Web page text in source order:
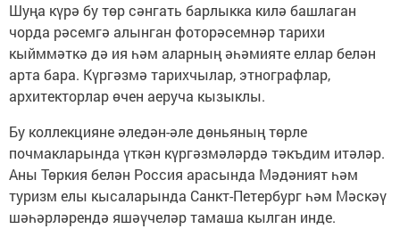
Шуңа күрә бу төр сәнгать барлыкка килә башлаган
чорда рәсемгә алынган фоторәсемнәр тарихи
кыйммәткә дә ия һәм аларның әһәмияте еллар белән
арта бара. Күргәзмә тарихчылар, этнографлар,
архитекторлар өчен аеруча кызыклы.
Бу коллекцияне әледән-әле дөньяның төрле
почмакларында үткән күргәзмәләрдә тәкъдим итәләр.
Аны Төркия белән Россия арасында Мәдәният һәм
туризм елы кысаларында Санкт-Петербург һәм Мәскәү
шәһәрләрендә яшәүчеләр тамаша кылган инде.